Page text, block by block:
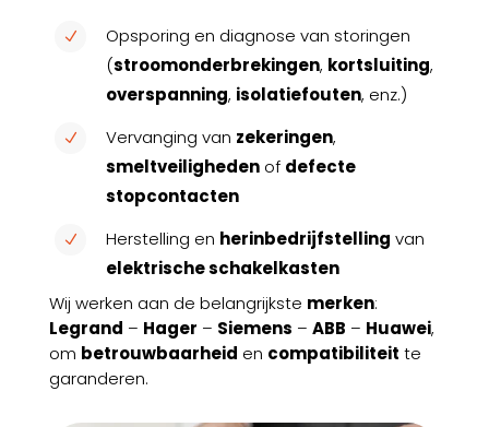
N
Opsporing en diagnose van storingen
(stroomonderbrekingen, kortsluiting,
overspanning, isolatiefouten, enz.)
N Vervanging van zekeringen,
smeltveilighedenof defecte
stopcontacten
N Herstelling en herinbedrijfstelling van
elektrische schakelkasten
Wij werken aan de belangrijkste merken:
Legrand – Hager – Siemens – ABB – Huawei,
om betrouwbaarheid en compatibiliteit te
garanderen.